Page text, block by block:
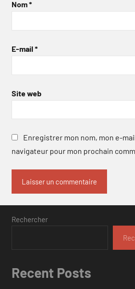
Nom*
E-mail *
Site web
Enregistrer mon nom, mon e-
navigateur pour mon prochain
Rechercher
Recent Posts